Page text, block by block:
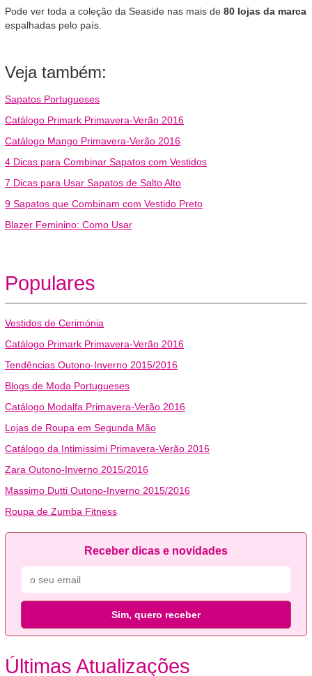
Pode ver toda a coleção da Seaside nas mais de 80 lojas da marca
espalhadas pelo país.
Veja também:
Sapatos Portugueses
Catálogo Primark Primavera-Verão 2016
Catálogo Mango Primavera-Verão 2016
4 Dicas para Combinar Sapatos com Vestidos
7 Dicas para Usar Sapatos de Salto Alto
9 Sapatos que Combinam com Vestido Preto
Blazer Feminino: Como Usar
Populares
Vestidos de Cerimónia
Catálogo Primark Primavera-Verão 2016
Tendências Outono-Inverno 2015/2016
Blogs de Moda Portugueses
Catálogo Modalfa Primavera-Verão 2016
Lojas de Roupa em Segunda Mão
Catálogo da Intimissimi Primavera-Verão 2016
Zara Outono-Inverno 2015/2016
Massimo Dutti Outono-Inverno 2015/2016
Roupa de Zumba Fitness
Receber dicas e novidades
Sim, quero receber
Últimas Atualizações